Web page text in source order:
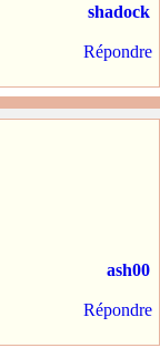
shadock
Répondre
ash00
Répondre